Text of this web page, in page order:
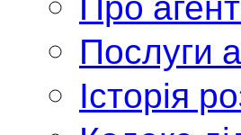
Послуги
Історія